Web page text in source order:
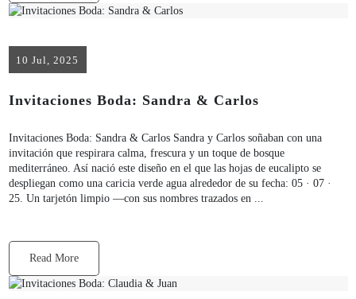
10 Jul, 2025
Invitaciones Boda: Sandra & Carlos
Invitaciones Boda: Sandra & Carlos Sandra y Carlos soñaban con una
invitación que respirara calma, frescura y un toque de bosque
mediterráneo. Así nació este diseño en el que las hojas de eucalipto se
despliegan como una caricia verde agua alrededor de su fecha: 05 · 07 ·
25. Un tarjetón limpio —con sus nombres trazados en ...
Read More